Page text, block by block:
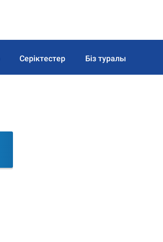
Серіктестер Біз туралы